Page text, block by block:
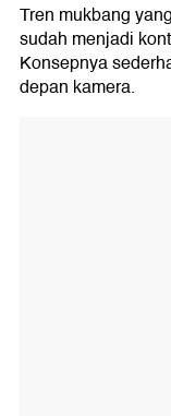
Tren mukbang
sudah menjadi
Konsepnya
depan kamera.